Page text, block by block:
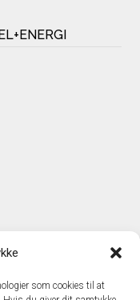
som cookies til at